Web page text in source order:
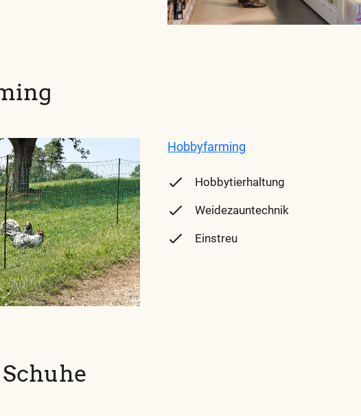
Hobbyfarming
Hobbytierhaltung
Weidezauntechnik
Einstreu